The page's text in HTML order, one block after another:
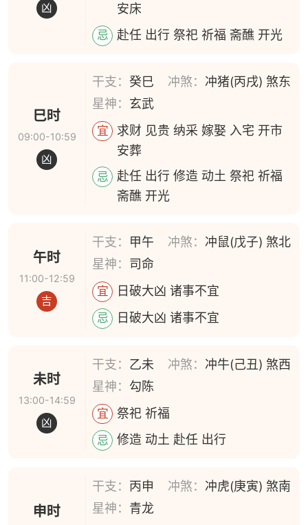
凶
安床
忌 赴任 出行 祭祀 祈福 斋醮 开光
巳时
09:00-10:59
凶
干支：癸巳 冲煞： 冲猪(丙戌) 煞东
星神： 玄武
宜
求财 见贵 纳采 嫁娶 入宅 开市
安葬
忌
赴任 出行 修造 动土 祭祀 祈福
斋醮 开光
午时
11:00-12:59
吉
干支： 甲午 冲煞： 冲鼠(戊子) 煞北
星神： 司命
宜 日破大凶 诸事不宜
忌 日破大凶 诸事不宜
未时
13:00-14:59
凶
干支： 乙未 冲煞： 冲牛(己丑) 煞西
星神： 勾陈
宜 祭祀 祈福
忌 修造 动土 赴任 出行
申时
干支： 丙申 冲煞： 冲虎(庚寅) 煞南
星神： 青龙